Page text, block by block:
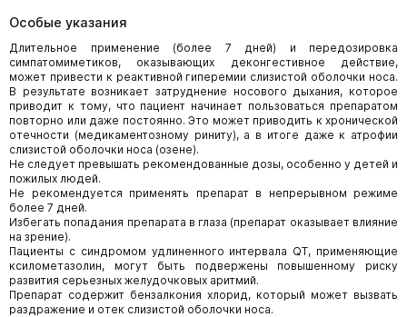
Особые указания
Длительное применение (более 7 дней) и передозировка
симпатомиметиков, оказывающих деконгестивное действие,
может привести к реактивной гиперемии слизистой оболочки носа.
В результате возникает затруднение носового дыхания, которое
приводит к тому, что пациент начинает пользоваться препаратом
повторно или даже постоянно. Это может приводить к хронической
отечности (медикаментозному риниту), а в итоге даже к атрофии
слизистой оболочки носа (озене).
Не следует превышать рекомендованные дозы, особенно у детей и
пожилых людей.
Не рекомендуется применять препарат в непрерывном режиме
более 7 дней.
Избегать попадания препарата в глаза (препарат оказывает влияние
на зрение).
Пациенты с синдромом удлиненного интервала QT, применяющие
ксилометазолин, могут быть подвержены повышенному риску
развития серьезных желудочковых аритмий.
Препарат содержит бензалкония хлорид, который может вызвать
раздражение и отек слизистой оболочки носа.